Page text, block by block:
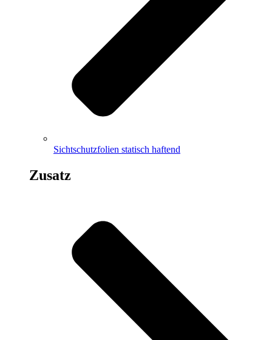
Sichtschutzfolien statisch haftend
Zusatz